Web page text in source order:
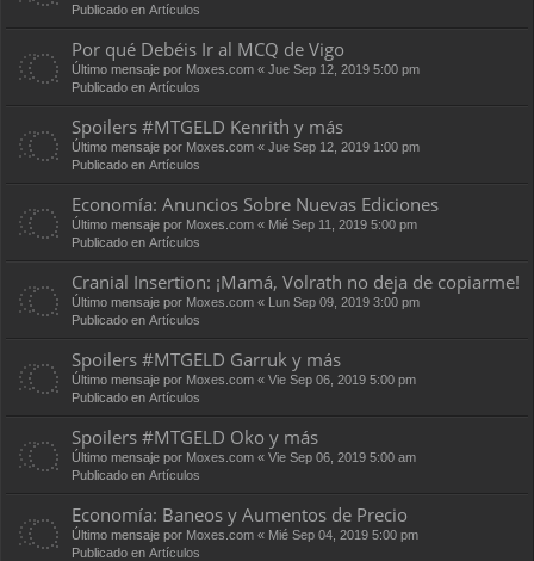
Publicado en Artículos
Por qué Debéis Ir al MCQ de Vigo
Último mensaje por Moxes.com « Jue Sep 12, 2019 5:00 pm
Publicado en Artículos
Spoilers #MTGELD Kenrith y más
Último mensaje por Moxes.com « Jue Sep 12, 2019 1:00 pm
Publicado en Artículos
Economía: Anuncios Sobre Nuevas Ediciones
Último mensaje por Moxes.com « Mié Sep 11, 2019 5:00 pm
Publicado en Artículos
Cranial Insertion: ¡Mamá, Volrath no deja de copiarme!
Último mensaje por Moxes.com « Lun Sep 09, 2019 3:00 pm
Publicado en Artículos
Spoilers #MTGELD Garruk y más
Último mensaje por Moxes.com « Vie Sep 06, 2019 5:00 pm
Publicado en Artículos
Spoilers #MTGELD Oko y más
Último mensaje por Moxes.com « Vie Sep 06, 2019 5:00 am
Publicado en Artículos
Economía: Baneos y Aumentos de Precio
Último mensaje por Moxes.com « Mié Sep 04, 2019 5:00 pm
Publicado en Artículos